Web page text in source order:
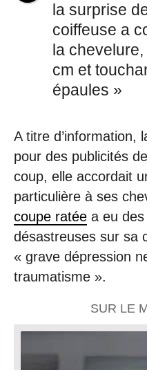
la surprise
coiffeuse a
la
cm et
épaules »
A titre d’information,
pour des publicités
coup, elle accordait
particulière à ses
coupe ratée a eu
désastreuses sur sa
« grave dépression
traumatisme ».
SUR LE